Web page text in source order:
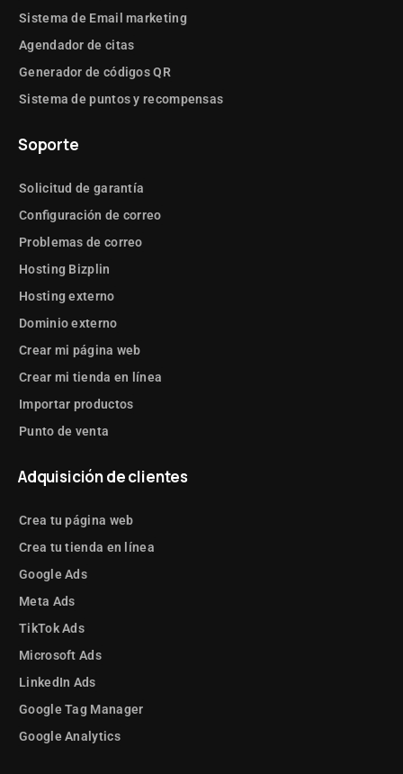
Sistema de Email marketing
Agendador de citas
Generador de códigos QR
Sistema de puntos y recompensas
Soporte
Solicitud de garantía
Configuración de correo
Problemas de correo
Hosting Bizplin
Hosting externo
Dominio externo
Crear mi página web
Crear mi tienda en línea
Importar productos
Punto de venta
Adquisición de clientes
Crea tu página web
Crea tu tienda en línea
Google Ads
Meta Ads
TikTok Ads
Microsoft Ads
LinkedIn Ads
Google Tag Manager
Google Analytics